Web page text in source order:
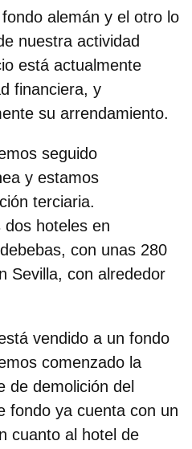
alemán y el otro lo
nuestra actividad
está actualmente
financiera, y
su arrendamiento.
seguido
y estamos
terciaria.
hoteles en
con unas 280
Sevilla, con alrededor
vendido a un fondo
comenzado la
de demolición del
fondo ya cuenta con un
cuanto al hotel de